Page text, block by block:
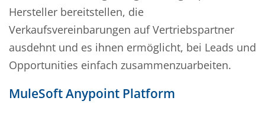
Hersteller bereitstellen, die
Verkaufsvereinbarungen auf Vertriebspartner
ausdehnt und es ihnen ermöglicht, bei Leads und
Opportunities einfach zusammenzuarbeiten.
MuleSoft Anypoint Platform